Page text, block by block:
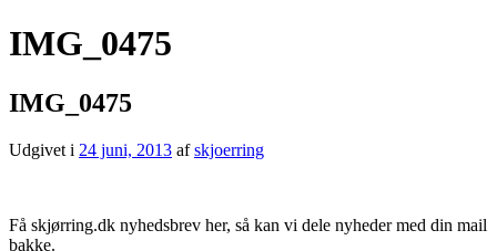
IMG_0475
IMG_0475
Udgivet i 24 juni, 2013 afskjoerring
Få skjørring.dk nyhedsbrev her, så kan vi dele nyheder med din mail
bakke.